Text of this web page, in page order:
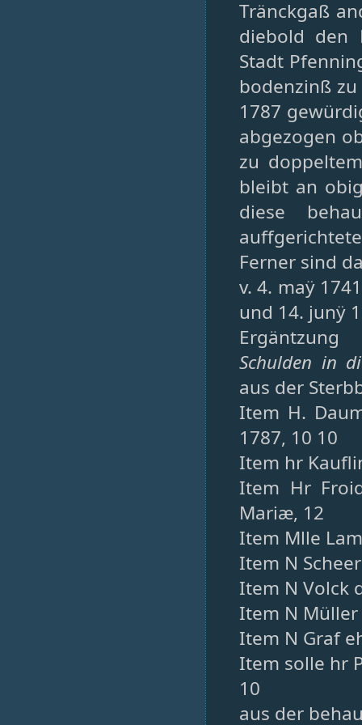
Tränckgaß
diebold den
Stadt
bodenzinß
1787
abgezogen
zu
bleibt an
diese
Ferner sind
v. 4. maÿ
und 14. junÿ
Ergäntzung
Schulden in
aus der
Item H.
1787, 10 10
Item hr
Item Hr
Mariæ, 12
Item Mlle
Item N
Item N Volck
Item N Müller
Item N Graf
Item solle hr
10
aus der